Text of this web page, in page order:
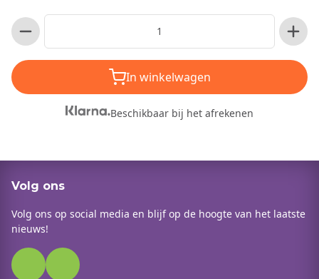
In winkelwagen
Beschikbaar bij het afrekenen
Volg ons
Volg ons op social media en blijf op de hoogte van het laatste
nieuws!